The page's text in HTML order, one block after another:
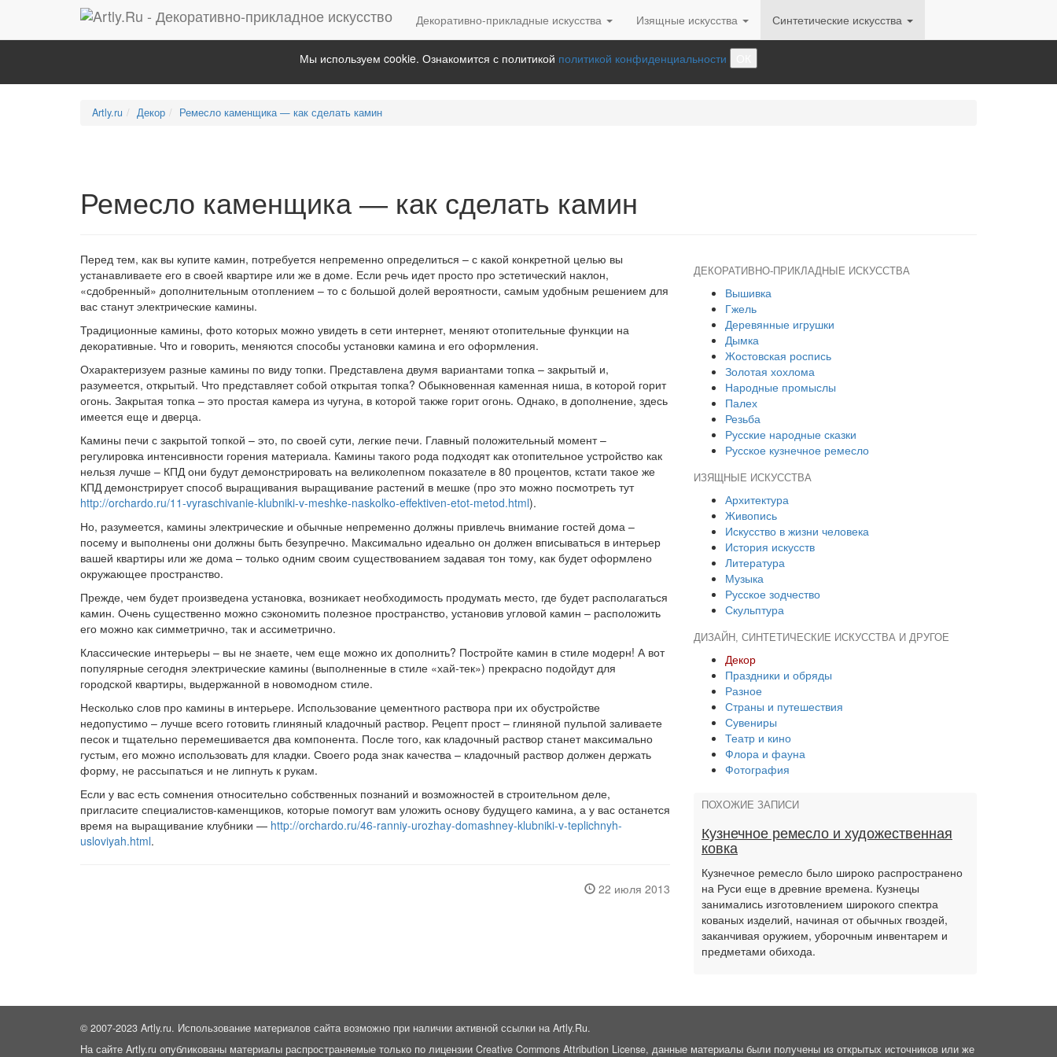
Декоративно-прикладные искусства Изящные искусства Синтетические искусства
Мы используем cookie. Ознакомится с политикой политикой конфиденциальности
Artly.ru Декор Ремесло каменщика — как сделать камин
Ремесло каменщика — как сделать камин
Перед тем, как вы купите камин, потребуется непременно определиться – с какой конкретной целью вы
устанавливаете его в своей квартире или же в доме. Если речь идет просто про эстетический наклон,
«сдобренный» дополнительным отоплением – то с большой долей вероятности, самым удобным решением для
вас станут электрические камины.
Традиционные камины, фото которых можно увидеть в сети интернет, меняют отопительные функции на
декоративные. Что и говорить, меняются способы установки камина и его оформления.
Охарактеризуем разные камины по виду топки. Представлена двумя вариантами топка – закрытый и,
разумеется, открытый. Что представляет собой открытая топка? Обыкновенная каменная ниша, в которой горит
огонь. Закрытая топка – это простая камера из чугуна, в которой также горит огонь. Однако, в дополнение, здесь
имеется еще и дверца.
Камины печи с закрытой топкой – это, по своей сути, легкие печи. Главный положительный момент –
регулировка интенсивности горения материала. Камины такого рода подходят как отопительное устройство как
нельзя лучше – КПД они будут демонстрировать на великолепном показателе в 80 процентов, кстати такое же
КПД демонстрирует способ выращивания выращивание растений в мешке (про это можно посмотреть тут
http://orchardo.ru/11-vyraschivanie-klubniki-v-meshke-naskolko-effektiven-etot-metod.html).
Но, разумеется, камины электрические и обычные непременно должны привлечь внимание гостей дома –
посему и выполнены они должны быть безупречно. Максимально идеально он должен вписываться в интерьер
вашей квартиры или же дома – только одним своим существованием задавая тон тому, как будет оформлено
окружающее пространство.
Прежде, чем будет произведена установка, возникает необходимость продумать место, где будет располагаться
камин. Очень существенно можно сэкономить полезное пространство, установив угловой камин – расположить
его можно как симметрично, так и ассиметрично.
Классические интерьеры – вы не знаете, чем еще можно их дополнить? Постройте камин в стиле модерн! А вот
популярные сегодня электрические камины (выполненные в стиле «хай-тек») прекрасно подойдут для
городской квартиры, выдержанной в новомодном стиле.
Несколько слов про камины в интерьере. Использование цементного раствора при их обустройстве
недопустимо – лучше всего готовить глиняный кладочный раствор. Рецепт прост – глиняной пульпой заливаете
песок и тщательно перемешивается два компонента. После того, как кладочный раствор станет максимально
густым, его можно использовать для кладки. Своего рода знак качества – кладочный раствор должен держать
форму, не рассыпаться и не липнуть к рукам.
Если у вас есть сомнения относительно собственных познаний и возможностей в строительном деле,
пригласите специалистов-каменщиков, которые помогут вам уложить основу будущего камина, а у вас останется
время на выращивание клубники — http://orchardo.ru/46-ranniy-urozhay-domashney-klubniki-v-teplichnyh-
usloviyah.html.
22 июля 2013
ДЕКОРАТИВНО-ПРИКЛАДНЫЕ ИСКУССТВА
Вышивка
Гжель
Деревянные игрушки
Дымка
Жостовская роспись
Золотая хохлома
Народные промыслы
Палех
Резьба
Русские народные сказки
Русское кузнечное ремесло
ИЗЯЩНЫЕ ИСКУССТВА
Архитектура
Живопись
Искусство в жизни человека
История искусств
Литература
Музыка
Русское зодчество
Скульптура
ДИЗАЙН, СИНТЕТИЧЕСКИЕ ИСКУССТВА И ДРУГОЕ
Декор
Праздники и обряды
Разное
Страны и путешествия
Сувениры
Театр и кино
Флора и фауна
Фотография
ПОХОЖИЕ ЗАПИСИ
Кузнечное ремесло и художественная
ковка
Кузнечное ремесло было широко распространено
на Руси еще в древние времена. Кузнецы
занимались изготовлением широкого спектра
кованых изделий, начиная от обычных гвоздей,
заканчивая оружием, уборочным инвентарем и
предметами обихода.
© 2007-2023 Artly.ru. Использование материалов сайта возможно при наличии активной ссылки на Artly.Ru.
На сайте Artly.ru опубликованы материалы распространяемые только по лицензии Creative Commons Attribution License, данные материалы были получены из открытых источников или же